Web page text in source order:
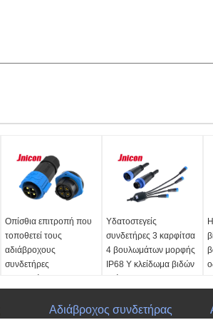
Οπίσθια επιτροπή που
τοποθετεί τους
αδιάβροχους
συνδετήρες
συνδετήρες καρφιτσών
Υδατοστεγείς
συνδετήρες 3 καρφίτσα
4 βουλωμάτων μορφής
IP68 Υ κλείδωμα βιδών
προϊόντων:3 καρφίτσα
Αδιάβροχος συνδετήρας